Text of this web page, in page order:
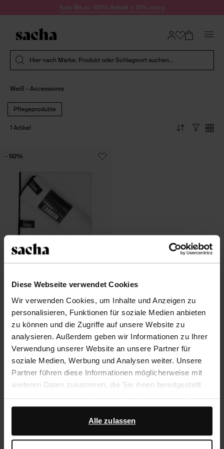
Diese Webseite verwendet Cookies
Wir verwenden Cookies, um Inhalte und Anzeigen zu
personalisieren, Funktionen für soziale Medien anbieten
zu können und die Zugriffe auf unsere Website zu
analysieren. Außerdem geben wir Informationen zu Ihrer
Verwendung unserer Website an unsere Partner für
soziale Medien, Werbung und Analysen weiter. Unsere
Partner führen diese Informationen möglicherweise mit
weiteren Daten zusammen, die Sie ihnen bereitgestellt
haben oder die sie im Rahmen Ihrer Nutzung der Dienste
gesammelt haben.
Darüber hinaus arbeiten wir mit Google zu Werbe- und
Alle zulassen
Zum Inhalt springenSale Bis zu -60% Rabatt + 10% extra
Hier nach Marke, Produkt oder Schlagwort suchen...
Weiß - Accessoires
Pflegeprodukte
1 Artikel
Mikrofasertuch
- 50%
Über Sacha
Kundenservice
Widerrufsbelehrung